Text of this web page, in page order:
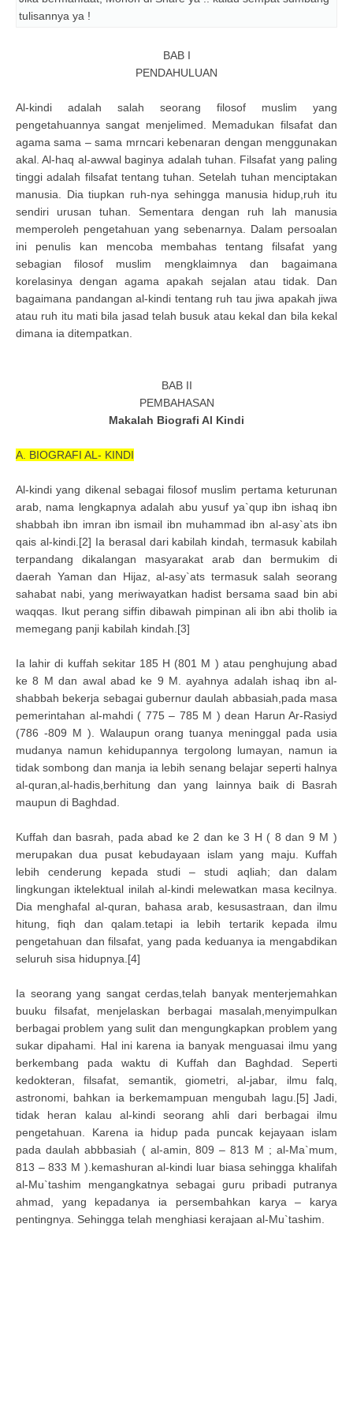
tulisannya ya !
BAB I
PENDAHULUAN
Al-kindi adalah salah seorang filosof muslim yang
pengetahuannya sangat menjelimed. Memadukan filsafat dan
agama sama – sama mrncari kebenaran dengan menggunakan
akal. Al-haq al-awwal baginya adalah tuhan. Filsafat yang paling
tinggi adalah filsafat tentang tuhan. Setelah tuhan menciptakan
manusia. Dia tiupkan ruh-nya sehingga manusia hidup,ruh itu
sendiri urusan tuhan. Sementara dengan ruh lah manusia
memperoleh pengetahuan yang sebenarnya. Dalam persoalan
ini penulis kan mencoba membahas tentang filsafat yang
sebagian filosof muslim mengklaimnya dan bagaimana
korelasinya dengan agama apakah sejalan atau tidak. Dan
bagaimana pandangan al-kindi tentang ruh tau jiwa apakah jiwa
atau ruh itu mati bila jasad telah busuk atau kekal dan bila kekal
dimana ia ditempatkan.
BAB II
PEMBAHASAN
Makalah Biografi Al Kindi
A. BIOGRAFI AL- KINDI
Al-kindi yang dikenal sebagai filosof muslim pertama keturunan
arab, nama lengkapnya adalah abu yusuf ya`qup ibn ishaq ibn
shabbah ibn imran ibn ismail ibn muhammad ibn al-asy`ats ibn
qais al-kindi.[2] Ia berasal dari kabilah kindah, termasuk kabilah
terpandang dikalangan masyarakat arab dan bermukim di
daerah Yaman dan Hijaz, al-asy`ats termasuk salah seorang
sahabat nabi, yang meriwayatkan hadist bersama saad bin abi
waqqas. Ikut perang siffin dibawah pimpinan ali ibn abi tholib ia
memegang panji kabilah kindah.[3]
Ia lahir di kuffah sekitar 185 H (801 M ) atau penghujung abad
ke 8 M dan awal abad ke 9 M. ayahnya adalah ishaq ibn al-
shabbah bekerja sebagai gubernur daulah abbasiah,pada masa
pemerintahan al-mahdi ( 775 – 785 M ) dean Harun Ar-Rasiyd
(786 -809 M ). Walaupun orang tuanya meninggal pada usia
mudanya namun kehidupannya tergolong lumayan, namun ia
tidak sombong dan manja ia lebih senang belajar seperti halnya
al-quran,al-hadis,berhitung dan yang lainnya baik di Basrah
maupun di Baghdad.
Kuffah dan basrah, pada abad ke 2 dan ke 3 H ( 8 dan 9 M )
merupakan dua pusat kebudayaan islam yang maju. Kuffah
lebih cenderung kepada studi – studi aqliah; dan dalam
lingkungan iktelektual inilah al-kindi melewatkan masa kecilnya.
Dia menghafal al-quran, bahasa arab, kesusastraan, dan ilmu
hitung, fiqh dan qalam.tetapi ia lebih tertarik kepada ilmu
pengetahuan dan filsafat, yang pada keduanya ia mengabdikan
seluruh sisa hidupnya.[4]
Ia seorang yang sangat cerdas,telah banyak menterjemahkan
buuku filsafat, menjelaskan berbagai masalah,menyimpulkan
berbagai problem yang sulit dan mengungkapkan problem yang
sukar dipahami. Hal ini karena ia banyak menguasai ilmu yang
berkembang pada waktu di Kuffah dan Baghdad. Seperti
kedokteran, filsafat, semantik, giometri, al-jabar, ilmu falq,
astronomi, bahkan ia berkemampuan mengubah lagu.[5] Jadi,
tidak heran kalau al-kindi seorang ahli dari berbagai ilmu
pengetahuan. Karena ia hidup pada puncak kejayaan islam
pada daulah abbbasiah ( al-amin, 809 – 813 M ; al-Ma`mum,
813 – 833 M ).kemashuran al-kindi luar biasa sehingga khalifah
al-Mu`tashim mengangkatnya sebagai guru pribadi putranya
ahmad, yang kepadanya ia persembahkan karya – karya
pentingnya. Sehingga telah menghiasi kerajaan al-Mu`tashim.